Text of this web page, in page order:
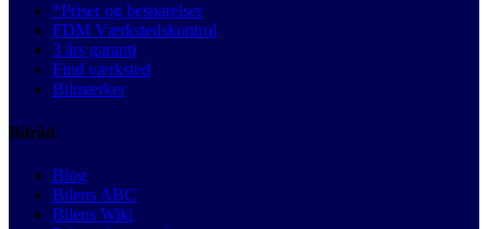
*Priser og besparelser
FDM Værkstedskontrol
3 års garanti
Find værksted
Bilmærker
Bilråd
Blog
Bilens ABC
Bilens Wiki